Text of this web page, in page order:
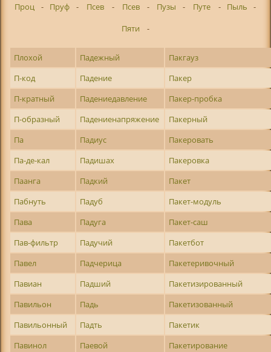
Проц
- Пруф - Псев - Псев - Пузы - Путе - Пыль
-
Пяти
-
Плохой Падежный
Пакгауз
П-код
Падение
Пакер
П-кратный
Падениедавление
Пакер-пробка
П-образный
Падениенапряжение
Пакерный
Па
Падиус
Пакеровать
Па-де-кал
Падишах
Пакеровка
Паанга
Падкий
Пакет
Пабнуть
Падуб
Пакет-модуль
Пава
Падуга
Пакет-саш
Пав-фильтр
Падучий
Пакетбот
Павел
Падчерица
Пакетеривочный
Павиан
Падший
Пакетизированный
Павильон
Падь
Пакетизованный
Павильонный
Падть
Пакетик
Павинол
Паевой
Пакетирование